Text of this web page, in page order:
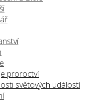
proroctví
světových událostí